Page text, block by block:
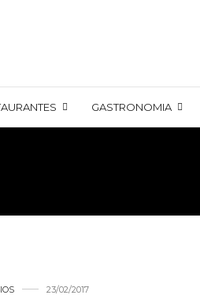
GASTRONOMIA
23/02/2017